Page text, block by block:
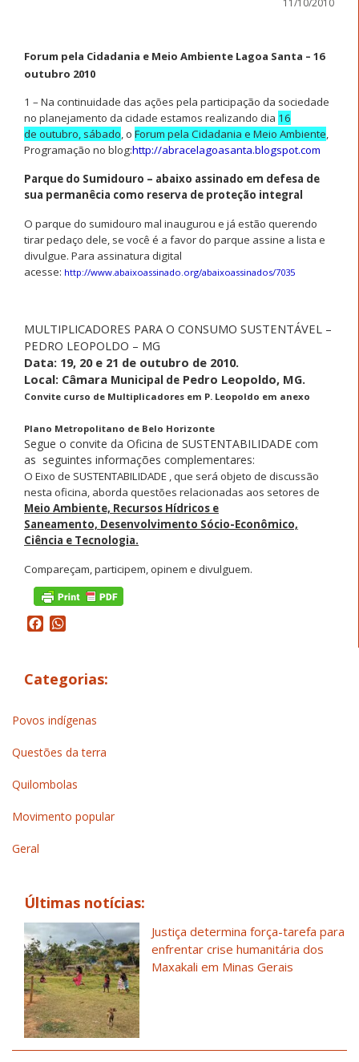
Forum pela Cidadania e Meio Ambiente Lagoa Santa – 16
outubro 2010
1 – Na continuidade das ações pela participação da sociedade
no planejamento da cidade estamos realizando dia 16
de outubro, sábado, o Forum pela Cidadania e Meio Ambiente,
Programação no blog:http://abracelagoasanta.blogspot.com
Parque do Sumidouro – abaixo assinado em defesa de
sua permanêcia como reserva de proteção integral
O parque do sumidouro mal inaugurou e já estão querendo
tirar pedaço dele, se você é a favor do parque assine a lista e
divulgue. Para assinatura digital
acesse: http://www.abaixoassinado.org/abaixoassinados/7035
MULTIPLICADORES PARA O CONSUMO SUSTENTÁVEL –
PEDRO LEOPOLDO – MG
Data: 19, 20 e 21 de outubro de 2010.
Local: Câmara Municipal de Pedro Leopoldo, MG.
Convite curso de Multiplicadores em P. Leopoldo em anexo
Plano Metropolitano de Belo Horizonte
Segue o convite da Oficina de SUSTENTABILIDADE com
as seguintes informações complementares:
O Eixo de SUSTENTABILIDADE , que será objeto de discussão
nesta oficina, aborda questões relacionadas aos setores de
Meio Ambiente, Recursos Hídricos e
Saneamento, Desenvolvimento Sócio-Econômico,
Ciência e Tecnologia.
Compareçam, participem, opinem e divulguem.
Facebook
Categorias:
Povos indígenas
Questões da terra
Quilombolas
Movimento popular
Geral
Últimas notícias:
Justiça determina força-tarefa para
enfrentar crise humanitária dos
Maxakali em Minas Gerais